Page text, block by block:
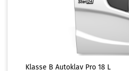
Klasse B Autoklav Pro 18 L